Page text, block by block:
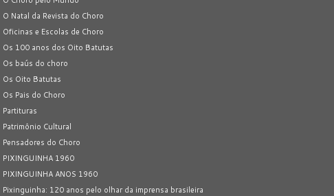
O Natal da Revista do Choro
Oficinas e Escolas de Choro
Os 100 anos dos Oito Batutas
Os baús do choro
Os Oito Batutas
Os Pais do Choro
Partituras
Patrimônio Cultural
Pensadores do Choro
PIXINGUINHA 1960
PIXINGUINHA ANOS 1960
Pixinguinha: 120 anos pelo olhar da imprensa brasileira